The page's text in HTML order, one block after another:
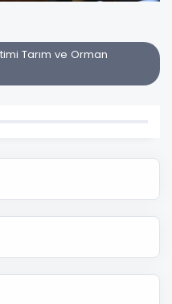
Tarım ve Orman